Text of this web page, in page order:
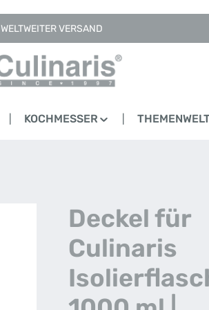
WELTWEITER VERSAND
KOCHMESSER
Deckel für
Culinaris